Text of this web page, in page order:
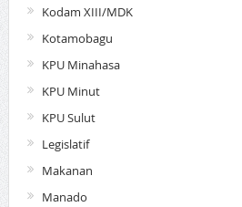
Kodam XIII/MDK
Kotamobagu
KPU Minahasa
KPU Minut
KPU Sulut
Legislatif
Makanan
Manado